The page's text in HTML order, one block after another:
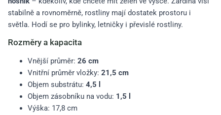
stabilně a rovnoměrně, rostliny mají dostatek prostoru i
světla. Hodí se pro bylinky, letničky i převislé rostliny.
Rozměry a kapacita
Vnější průměr: 26 cm
Vnitřní průměr vložky: 21,5 cm
Objem substrátu: 4,5 l
Objem zásobníku na vodu: 1,5 l
Výška: 17,8 cm